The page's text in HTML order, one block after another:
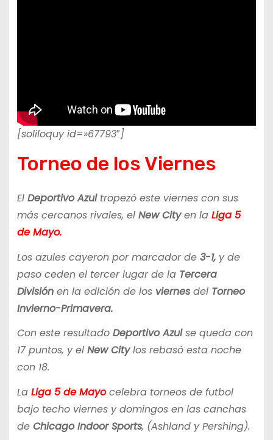
[soliloquy id=»67793″]
Torneo de los Viernes
El Deportivo Azultropezó este viernes con sus
más cercanos rivales, el New Cityen la Liga 5
de Mayo.
Los azules cayeron por marcador de 3-1,y de
paso ceden el tercer lugar de la Tercera
Divisiónen la edición de los viernesdel Torneo
Invierno-Primavera.
Con este resultado Deportivo Azulse queda con
17 puntos, y el New Citylos rebasó esta noche
con 18.
La Liga 5 de Mayocelebra torneos de futbol
bajo techo viernes y domingos en las canchas
de Chicago Indoor Sports, (Ashland y Pershing).